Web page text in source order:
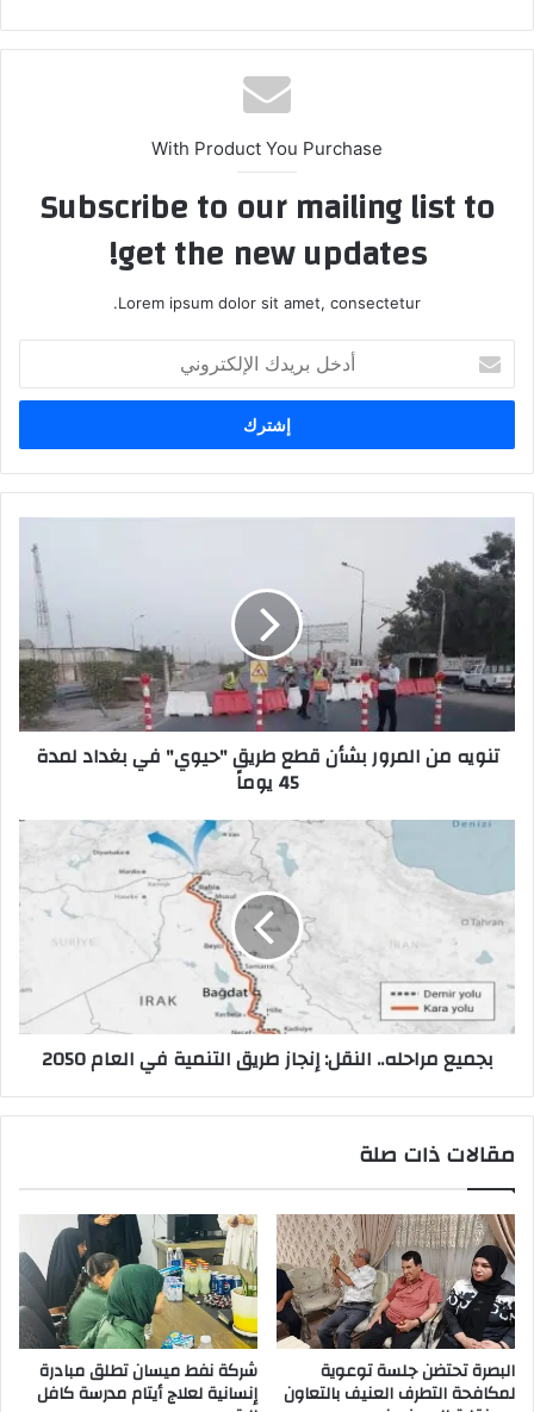
With Product You Purchase
Subscribe to our mailing list to
get the new updates!
Lorem ipsum dolor sit amet, consectetur.
بريدك
الإلكتروني
تنويه
من
المرور
بشأن
طريق
"حيوي"
في
بغداد
لمدةتنويه من المرور بشأن قطع طريق "حيوي" في بغداد لمدة
45 يوماً
بجميع
إنجاز
طريق
التنمية
في
2050
بجميع مراحله.. النقل: إنجاز طريق التنمية في العام 2050
مقالات ذات صلة
البصرة تحتضن جلسة توعوية
لمكافحة التطرف العنيف بالتعاون
شركة نفط ميسان تطلق مبادرة
إنسانية لعلاج أيتام مدرسة كافل